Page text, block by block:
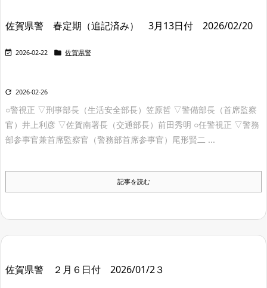
佐賀県警 春定期（追記済み） 3月13日付 2026/02/20
 2026-02-22  佐賀県警
 2026-02-26
○警視正 ▽刑事部長（生活安全部長）笠原哲 ▽警備部長（首席監察
官）井上利彦 ▽佐賀南署長（交通部長）前田秀明 ○任警視正 ▽警務
部参事官兼首席監察官（警務部首席参事官）尾形賢二 ...
記事を読む
佐賀県警 ２月６日付 2026/01/2３